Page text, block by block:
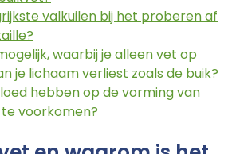
valkuilen bij het proberen af
waarbij je alleen vet op
je lichaam verliest zoals de buik?
hebben op de vorming van
voorkomen?